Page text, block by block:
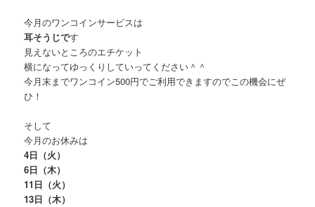
今月のワンコインサービスは
耳そうじです
見えないところのエチケット
横になってゆっくりしていってください＾＾
今月末までワンコイン500円でご利用できますのでこの機会にぜ
ひ！
そして
今月のお休みは
4日（火）
6日（木）
11日（火）
13日（木）